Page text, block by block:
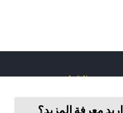
خريطة الموقع
اريد معرفة المزيد؟